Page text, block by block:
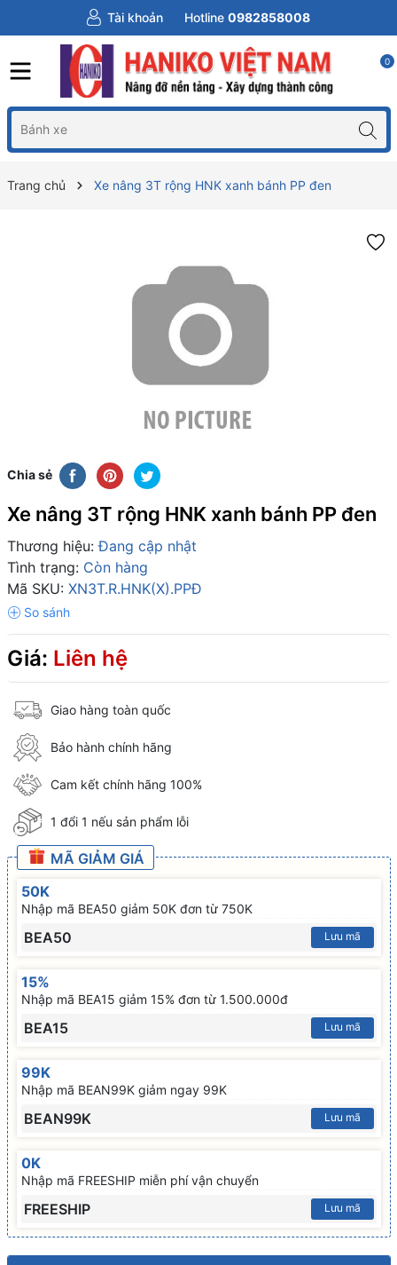
Tài khoản Hotline 0982858008
0
Trang chủ Xe nâng 3T rộng HNK xanh bánh PP đen
Chia sẻ
Xe nâng 3T rộng HNK xanh bánh PP đen
Thương hiệu: Đang cập nhật
Tình trạng: Còn hàng
Mã SKU: XN3T.R.HNK(X).PPĐ
Giá: Liên hệ
Giao hàng toàn quốc
Bảo hành chính hãng
Cam kết chính hãng 100%
1 đổi 1 nếu sản phẩm lỗi
MÃ GIẢM GIÁ
50K
Nhập mã BEA50 giảm 50K đơn từ 750K
BEA50 Lưu mã
15%
Nhập mã BEA15 giảm 15% đơn từ 1.500.000đ
BEA15 Lưu mã
99K
Nhập mã BEAN99K giảm ngay 99K
BEAN99K Lưu mã
0K
Nhập mã FREESHIP miễn phí vận chuyển
FREESHIP Lưu mã